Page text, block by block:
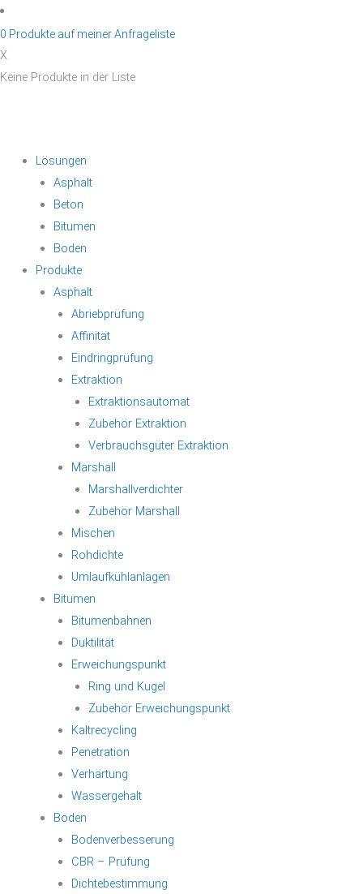
Zum
Inhalt
springen
0 Produkte auf meiner Anfrageliste
X
Keine Produkte in der Liste
Lösungen
Asphalt
Beton
Bitumen
Boden
Produkte
Asphalt
Abriebprüfung
Affinität
Eindringprüfung
Extraktion
Extraktionsautomat
Zubehör Extraktion
Verbrauchsgüter Extraktion
Marshall
Marshallverdichter
Zubehör Marshall
Mischen
Rohdichte
Umlaufkühlanlagen
Bitumen
Bitumenbahnen
Duktilität
Erweichungspunkt
Ring und Kugel
Zubehör Erweichungspunkt
Kaltrecycling
Penetration
Verhärtung
Wassergehalt
Boden
Bodenverbesserung
CBR – Prüfung
Dichtebestimmung